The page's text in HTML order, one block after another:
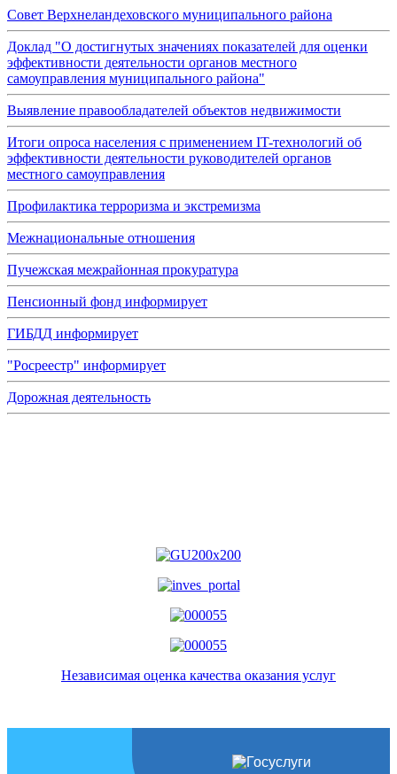
Совет Верхнеландеховского муниципального района
Доклад "О достигнутых значениях показателей для оценки
эффективности деятельности органов местного
самоуправления муниципального района"
Выявление правообладателей объектов недвижимости
Итоги опроса населения с применением IT-технологий об
эффективности деятельности руководителей органов
местного самоуправления
Профилактика терроризма и экстремизма
Межнациональные отношения
Пучежская межрайонная прокуратура
Пенсионный фонд информирует
ГИБДД информирует
"Росреестр" информирует
Дорожная деятельность
Независимая оценка качества оказания услуг